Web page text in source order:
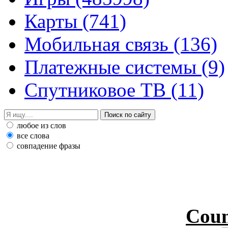
Карты (741)
Мобильная связь (136)
Платежные системы (9)
Спутниковое ТВ (11)
любое из слов
все слова
совпадение фразы